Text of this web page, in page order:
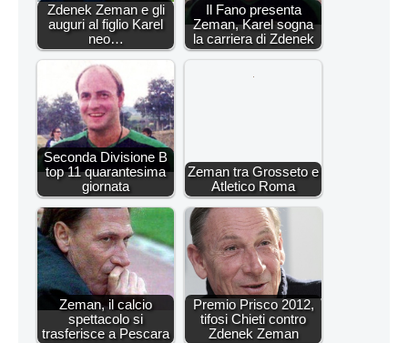
Zdenek Zeman e gli
auguri al figlio Karel
neo…
Il Fano presenta
Zeman, Karel sogna
la carriera di Zdenek
Seconda Divisione B
top 11 quarantesima
giornata
Zeman tra Grosseto e
Atletico Roma
Zeman, il calcio
spettacolo si
trasferisce a Pescara
Premio Prisco 2012,
tifosi Chieti contro
Zdenek Zeman